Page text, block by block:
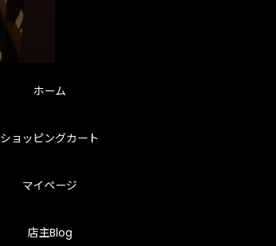
ホーム
ショッピングカート
マイページ
店主Blog